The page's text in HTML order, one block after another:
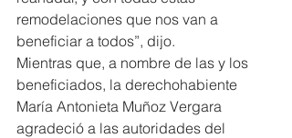
remodelaciones que nos van a
beneficiar a todos”, dijo.
Mientras que, a nombre de las y los
beneficiados, la derechohabiente
María Antonieta Muñoz Vergara
agradeció a las autoridades del